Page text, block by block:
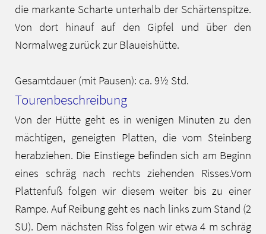
die markante Scharte unterhalb der Schärtenspitze.
Von dort hinauf auf den Gipfel und über den
Normalweg zurück zur Blaueishütte.
Gesamtdauer (mit Pausen): ca. 9½ Std.
Tourenbeschreibung
Von der Hütte geht es in wenigen Minuten zu den
mächtigen, geneigten Platten, die vom Steinberg
herabziehen. Die Einstiege befinden sich am Beginn
eines schräg nach rechts ziehenden Risses.Vom
Plattenfuß folgen wir diesem weiter bis zu einer
Rampe. Auf Reibung geht es nach links zum Stand (2
SU). Dem nächsten Riss folgen wir etwa 4 m schräg